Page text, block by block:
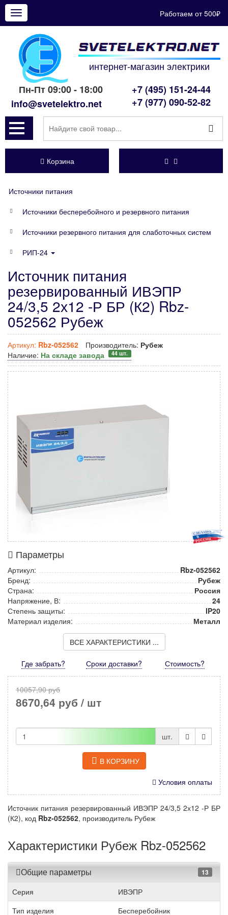
Показать
меню
Работаем от 500₽
интернет-магазин электрики
Пн-Пт 09:00 - 18:00
info@svetelektro.net
+7 (495) 151-24-44
+7 (977) 090-52-82
Корзина
Источники питания
Источники бесперебойного и резервного питания
Источники резервного питания для слаботочных систем
РИП-24
Источник питания
резервированный ИВЭПР
24/3,5 2х12 -Р БР (К2) Rbz-
052562 Рубеж
Артикул: Rbz-052562 Производитель: Рубеж
Наличие: На складе завода 44 шт.
Параметры
Артикул:
Rbz-052562
Бренд:
Рубеж
Страна:
Россия
Напряжение, В:
24
Степень защиты:
IP20
Материал изделия:
Металл
ВСЕ ХАРАКТЕРИСТИКИ ...
Где забрать? Сроки доставки? Стоимость?
10057,90 руб
8670,64 руб / шт
шт.
В КОРЗИНУ
Условия оплаты
Источник питания резервированный ИВЭПР 24/3,5 2х12 -Р БР
(К2), код Rbz-052562, производитель Рубеж
Характеристики Рубеж Rbz-052562
Общие параметры 13
Серия
ИВЭПР
Тип изделия
Бесперебойник